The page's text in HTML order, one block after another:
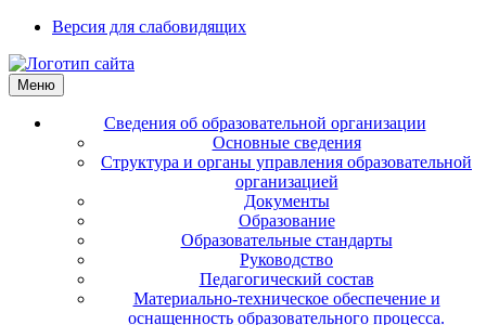
Версия для слабовидящих
Меню
Сведения об образовательной организации
Основные сведения
Структура и органы управления образовательной
организацией
Документы
Образование
Образовательные стандарты
Руководство
Педагогический состав
Материально-техническое обеспечение и
оснащенность образовательного процесса.